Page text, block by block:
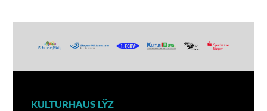
KULTURHAUS LŸZ